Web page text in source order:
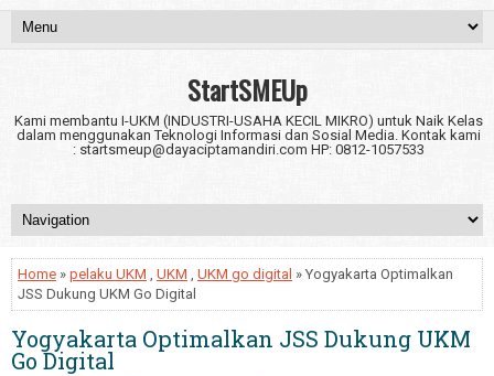
StartSMEUp
Kami membantu I-UKM (INDUSTRI-USAHA KECIL MIKRO) untuk Naik Kelas
dalam menggunakan Teknologi Informasi dan Sosial Media. Kontak kami
: startsmeup@dayaciptamandiri.com HP: 0812-1057533
Home » pelaku UKM , UKM , UKM go digital » Yogyakarta Optimalkan
JSS Dukung UKM Go Digital
Yogyakarta Optimalkan JSS Dukung UKM
Go Digital